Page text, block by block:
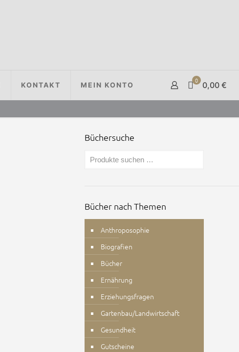
KONTAKT MEIN KONTO
0 0,00 €
Büchersuche
Bücher nach Themen
Anthroposophie
Biografien
Bücher
Ernährung
Erziehungsfragen
Gartenbau/Landwirtschaft
Gesundheit
Gutscheine